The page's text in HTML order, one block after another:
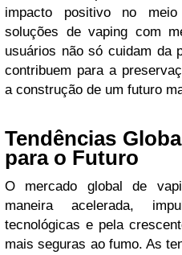
impacto positivo no
soluções de vaping com
usuários não só cuidam da
contribuem para a
a construção de um futuro
Tendências
para o Futuro
O mercado global de
maneira acelerada,
tecnológicas e pela
mais seguras ao fumo. As